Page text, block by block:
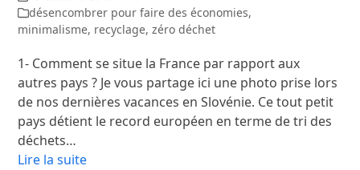
désencombrer pour faire des économies,
minimalisme, recyclage,zéro déchet
1- Comment se situe la France par rapport aux
autres pays ? Je vous partage ici une photo prise lors
de nos dernières vacances en Slovénie. Ce tout petit
pays détient le record européen en terme de tri des
déchets…
Lire la suite